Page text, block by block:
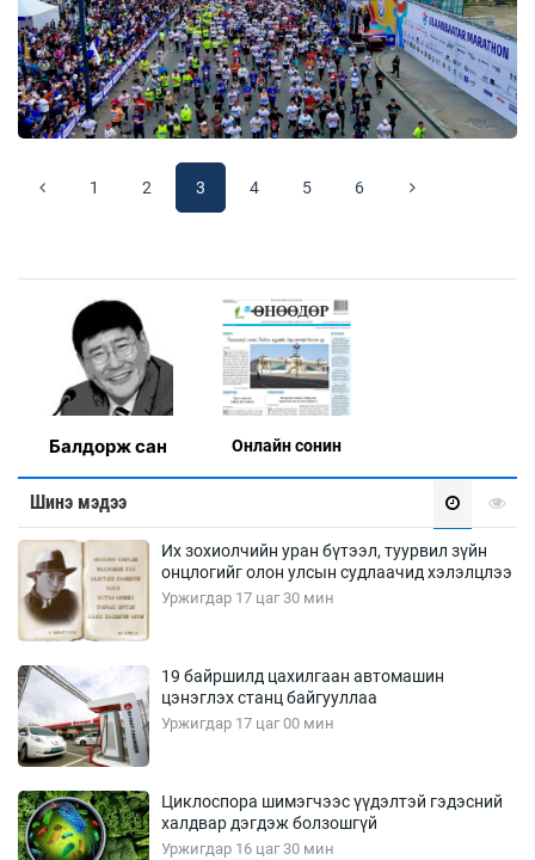
1 2 3 4 5 6
Балдорж сан Онлaйн сонин
Шинэ мэдээ
Их зохиолчийн уран бүтээл, туурвил зүйн
онцлогийг олон улсын судлаачид хэлэлцлээ
Уржигдар 17 цаг 30 мин
19 байршилд цахилгаан автомашин
цэнэглэх станц байгууллаа
Уржигдар 17 цаг 00 мин
Циклоспора шимэгчээс үүдэлтэй гэдэсний
халдвар дэгдэж болзошгүй
Уржигдар 16 цаг 30 мин